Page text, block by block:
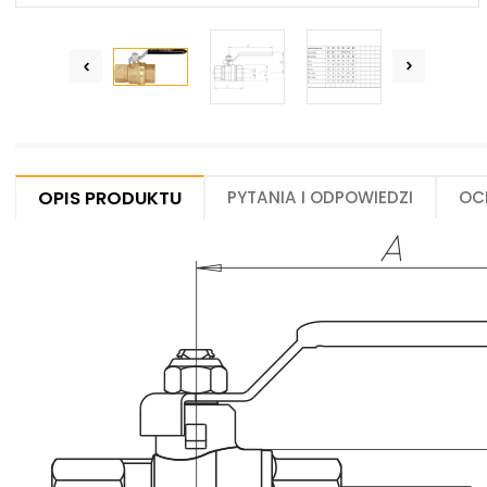
Centrum Hydrauliki Siłowej Jawor
59-400 Jawor, ul. Kuziennicza 5, POLSKA
Opis produktu Pytania i odpowiedzi